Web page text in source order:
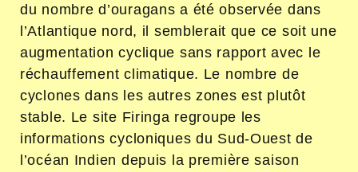
du nombre d’ouragans a été observée dans
l’Atlantique nord, il semblerait que ce soit une
augmentation cyclique sans rapport avec le
réchauffement climatique. Le nombre de
cyclones dans les autres zones est plutôt
stable. Le site Firinga regroupe les
informations cycloniques du Sud-Ouest de
l’océan Indien depuis la première saison